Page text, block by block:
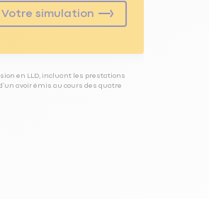
Votre simulation
en LLD, incluant les prestations
avoir émis au cours des quatre